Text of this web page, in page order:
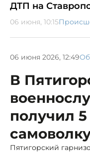
ДТП на
06 июня, 10:15
06 июня 2026, 12:49
В
получил
Пятигорский